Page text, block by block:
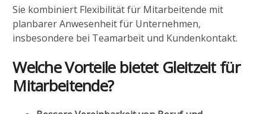
Sie kombiniert Flexibilität für Mitarbeitende mit
planbarer Anwesenheit für Unternehmen,
insbesondere bei Teamarbeit und Kundenkontakt.
Welche Vorteile bietet Gleitzeit für
Mitarbeitende?